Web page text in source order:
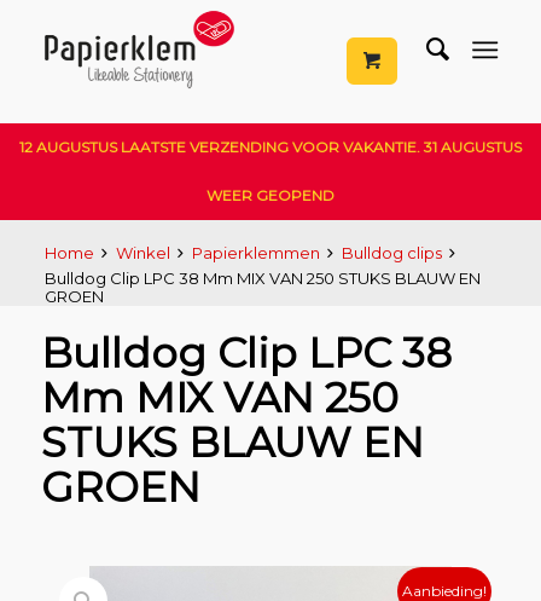
12 AUGUSTUS LAATSTE VERZENDING VOOR VAKANTIE. 31 AUGUSTUS
WEER GEOPEND
Home Winkel Papierklemmen
Bulldog clips
Bulldog Clip LPC 38 Mm MIX VAN 250 STUKS BLAUW EN
GROEN
Bulldog Clip LPC 38
Mm MIX VAN 250
STUKS BLAUW EN
GROEN
Aanbieding!